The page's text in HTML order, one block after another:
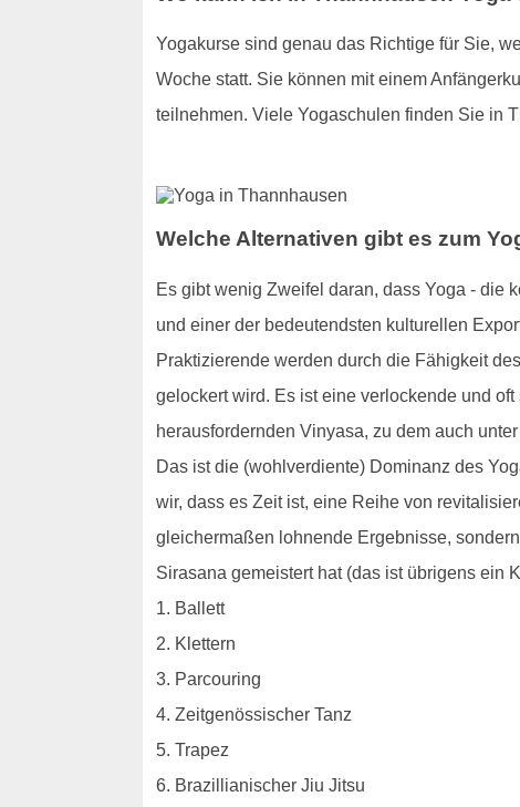
Yogakurse sind genau das Richtige für Sie,
Woche statt. Sie können mit einem
teilnehmen. Viele Yogaschulen finden Sie in
Welche Alternativen gibt es zum
Es gibt wenig Zweifel daran, dass Yoga - die
und einer der bedeutendsten kulturellen
Praktizierende werden durch die Fähigkeit
gelockert wird. Es ist eine verlockende und
herausfordernden Vinyasa, zu dem auch
Das ist die (wohlverdiente) Dominanz des
wir, dass es Zeit ist, eine Reihe von
gleichermaßen lohnende Ergebnisse,
Sirasana gemeistert hat (das ist übrigens ein
1. Ballett
2. Klettern
3. Parcouring
4. Zeitgenössischer Tanz
5. Trapez
6. Brazillianischer Jiu Jitsu